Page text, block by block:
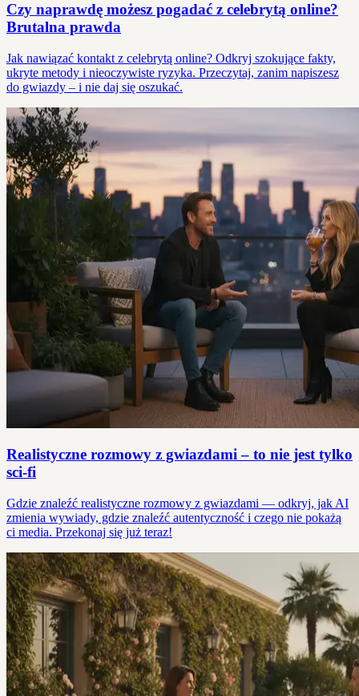
Czy naprawdę możesz pogadać z celebrytą online?
Brutalna prawda
Jak nawiązać kontakt z celebrytą online? Odkryj szokujące fakty,
ukryte metody i nieoczywiste ryzyka. Przeczytaj, zanim napiszesz
do gwiazdy – i nie daj się oszukać.
Realistyczne rozmowy z gwiazdami – to nie jest tylko
sci-fi
Gdzie znaleźć realistyczne rozmowy z gwiazdami — odkryj, jak AI
zmienia wywiady, gdzie znaleźć autentyczność i czego nie pokażą
ci media. Przekonaj się już teraz!